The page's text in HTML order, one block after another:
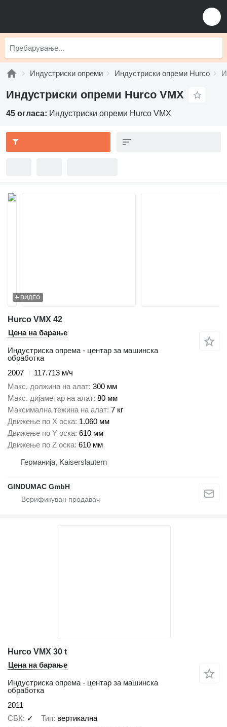
Индустриски опреми Индустриски опреми Hurco
Индустриски опреми Hurco VMX
45 огласа: Индустриски опреми Hurco VMX
ВИДЕО
Hurco VMX 42
Цена на барање
Индустриска опрема - центар за машинска
обработка
2007
117.713 м/ч
Макс. должина на алат 300 мм
Макс. дијаметар на алат 80 мм
Максимална тежина на алат 7 кг
Движење по Х оска 1.060 мм
Движење по Y оска 610 мм
Движење по Z оска 610 мм
Германија, Kaiserslautern
GINDUMAC GmbH
Hurco VMX 30 t
Цена на барање
Индустриска опрема - центар за машинска
обработка
2011
СБК
✓ Тип вертикална